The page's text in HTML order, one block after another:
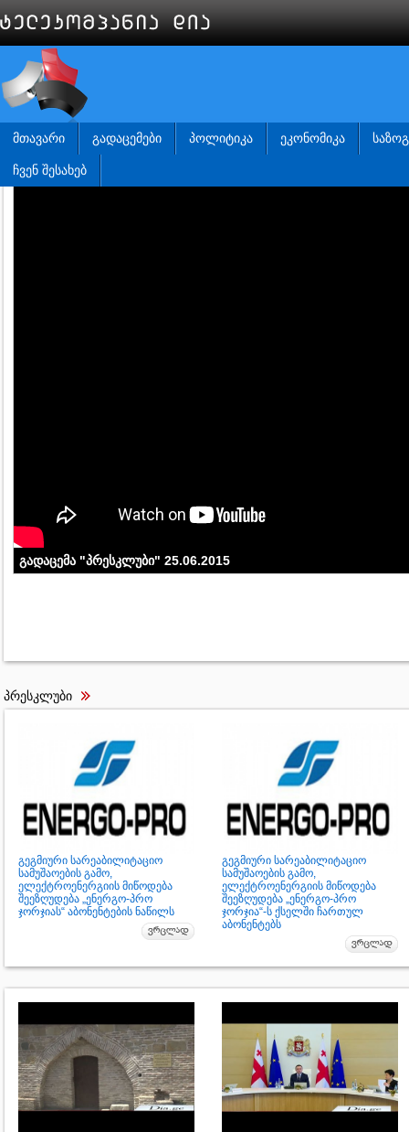
ᲛᲗᲐᲕᲐᲠᲘ ᲒᲐᲓᲐᲪᲔᲛᲔᲑᲘ ᲞᲝᲚᲘᲢᲘᲙᲐ ᲔᲙᲝᲜᲝᲛᲘᲙᲐ
ᲩᲕᲔᲜ ᲨᲔᲡᲐᲮᲔᲑ
გადაცემა "პრესკლუბი" 25.06.2015
პრესკლუბი
გეგმიური სარეაბილიტაციო
სამუშაოების გამო,
ელექტროენერგიის მიწოდება
შეეზღუდება „ენერგო-პრო
ჯორჯიას“ აბონენტების ნაწილს
გეგმიური სარეაბილიტაციო
სამუშაოების გამო,
ელექტროენერგიის მიწოდება
შეეზღუდება „ენერგო-პრო
ჯორჯია“-ს ქსელში ჩართულ
აბონენტებს